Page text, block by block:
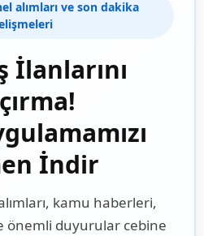
alımları ve son dakika
İlanlarını
İndir
kamu haberleri,
önemli duyurular cebine